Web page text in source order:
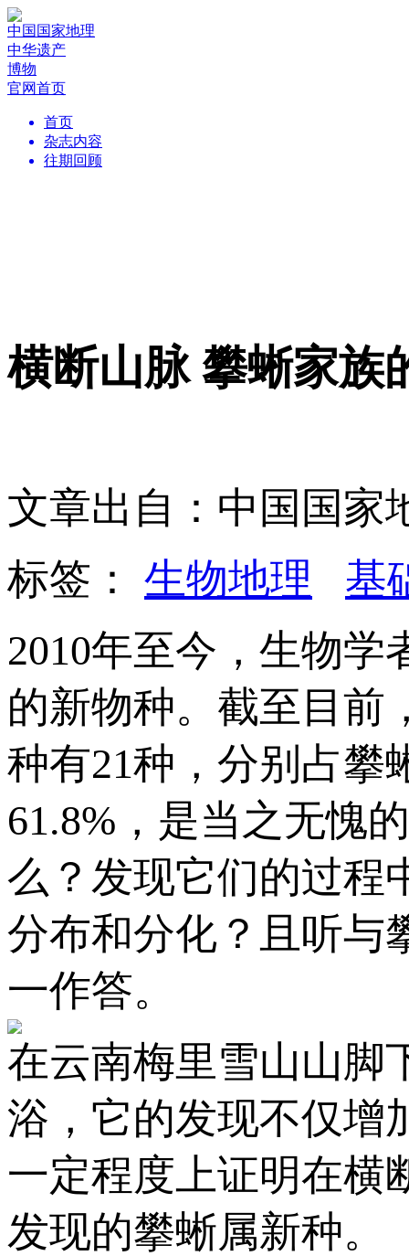
中国国家地理
中华遗产
博物
官网首页
首页
杂志内容
往期回顾
横断山脉 攀蜥家族
文章出自：中国国家
标签： 生物地理
基
2010年至今，生物
的新物种。截至目前
种有21种，分别占攀
61.8%，是当之无愧
么？发现它们的过程
分布和分化？且听与
一作答。
在云南梅里雪山山脚
浴，它的发现不仅增
一定程度上证明在横
发现的攀蜥属新种。